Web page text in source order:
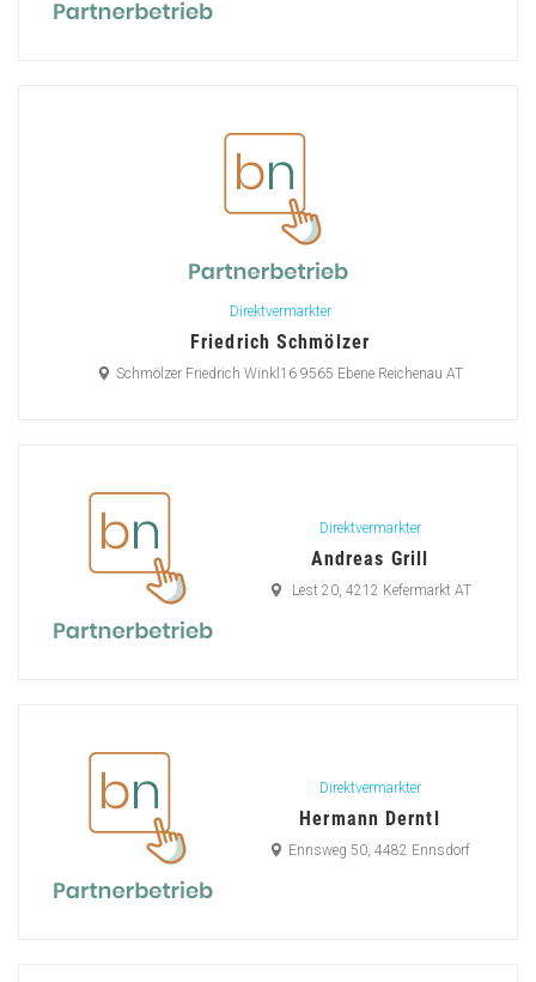
Direktvermarkter
Friedrich Schmölzer
Schmölzer Friedrich Winkl16 9565 Ebene Reichenau AT
Direktvermarkter
Andreas Grill
Lest 20, 4212 Kefermarkt AT
Direktvermarkter
Hermann Derntl
Ennsweg 50, 4482 Ennsdorf